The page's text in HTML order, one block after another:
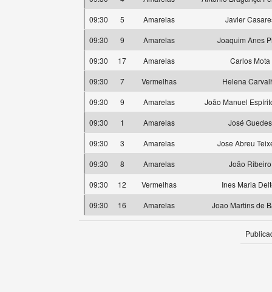
09:30
5 Amarelas
Javier
09:30
9 Amarelas
Joaquim Anes
09:30
17 Amarelas
Carlos Mota
09:30
7 Vermelhas
Helena
09:30
9 Amarelas
João Manuel
09:30
1 Amarelas
José Guedes
09:30
3 Amarelas
Jose Abreu
09:30
8 Amarelas
João Ribeiro
09:30
12 Vermelhas
Ines Maria
09:30
16 Amarelas Joao Martins de